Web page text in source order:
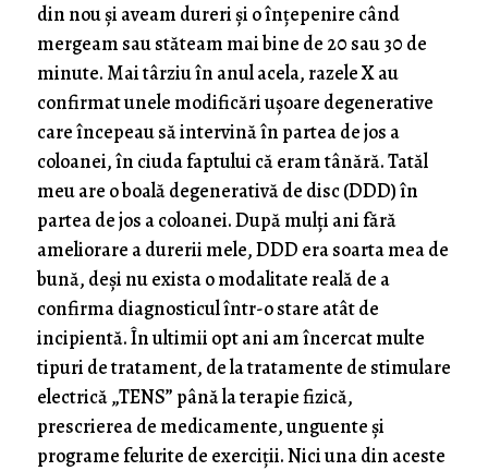
din nou și aveam dureri și o înțepenire când
mergeam sau stăteam mai bine de 20 sau 30 de
minute. Mai târziu în anul acela, razele X au
confirmat unele modificări ușoare degenerative
care începeau să intervină în partea de jos a
coloanei, în ciuda faptului că eram tânără. Tatăl
meu are o boală degenerativă de disc (DDD) în
partea de jos a coloanei. După mulți ani fără
ameliorare a durerii mele, DDD era soarta mea de
bună, deși nu exista o modalitate reală de a
confirma diagnosticul într-o stare atât de
incipientă. În ultimii opt ani am încercat multe
tipuri de tratament, de la tratamente de stimulare
electrică „TENS” până la terapie fizică,
prescrierea de medicamente, unguente și
programe felurite de exerciții. Nici una din aceste